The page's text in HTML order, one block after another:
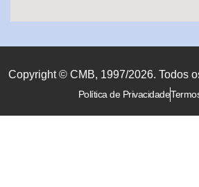
Copyright © CMB, 1997/2026. Todos
Política de Privacidade